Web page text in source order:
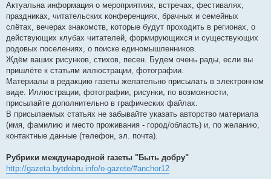
Актуальна информация о мероприятиях, встречах, фестивалях,
праздниках, читательских конференциях, брачных и семейных
слётах, вечерах знакомств, которые будут проходить в регионах, о
действующих клубах читателей, формирующихся и существующих
родовых поселениях, о поиске единомышленников.
Ждём ваших рисунков, стихов, песен. Будем очень рады, если вы
пришлёте к статьям иллюстрации, фотографии.
Материалы в редакцию газеты желательно присылать в электронном
виде. Иллюстрации, фотографии, рисунки, по возможности,
присылайте дополнительно в графических файлах.
В присылаемых статьях не забывайте указать авторство материала
(имя, фамилию и место проживания - город/область) и, по желанию,
контактные данные (телефон, эл. почта).
Рубрики международной газеты "Быть добру"
http://gazeta.bytdobru.info/o-gazete/#anchor12